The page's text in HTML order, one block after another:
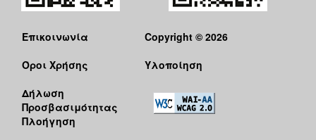
Επικοινωνία
Όροι Χρήσης
Δήλωση
Προσβασιμότητας
Πλοήγηση
Copyright © 2026
Υλοποίηση